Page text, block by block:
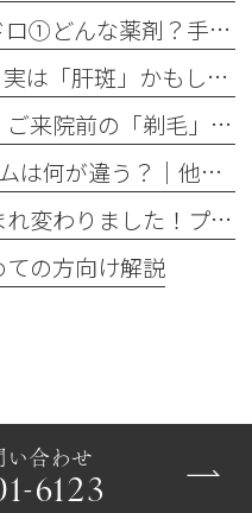
ジャルプロスーパーハイドロ①どんな薬剤？手打ちとハイコックスの違いも解説
シミだと思ってませんか？実は「肝斑」かもしれません
医療脱毛が初めての方へ│ご来院前の「剃毛」がとても大切な理由
ダーマヒールPTxプラチナムは何が違う？│他の肌育製剤との違いを解説
点滴メニューが新しく生まれ変わりました！プレミアム美容点滴・プレミアム疲労回復点滴がスタート
の方向け解説
い合わせ
6123